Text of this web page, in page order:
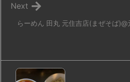
らーめん 田丸 元住吉店(まぜそば)@
Next